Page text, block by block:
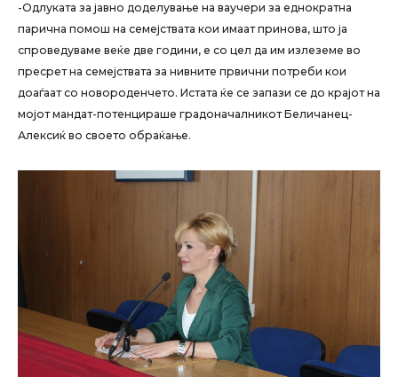
-Одлуката за јавно доделување на ваучери за еднократна
парична помош на семејствата кои имаат принова, што ја
спроведуваме веќе две години, е со цел да им излеземе во
пресрет на семејствата за нивните првични потреби кои
доаѓаат со новороденчето. Истата ќе се запази се до крајот на
мојот мандат-потенцираше градоначалникот Беличанец-
Алексиќ во своето обраќање.